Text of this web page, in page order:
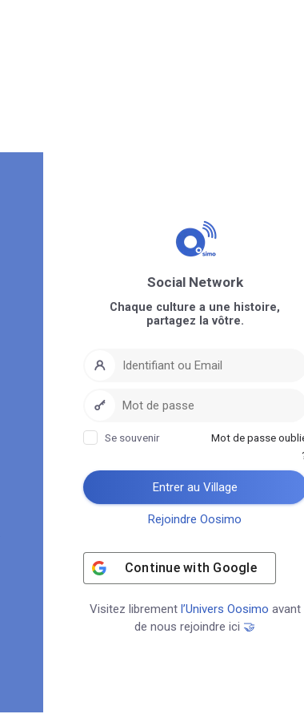
Social Network
Chaque culture a une histoire,
partagez la vôtre.
Se souvenir
Mot de passe
Entrer au Village
Rejoindre Oosimo
Continue with Google
Visitez librement l’Univers Oosimo avant
de nous rejoindre ici 🤝